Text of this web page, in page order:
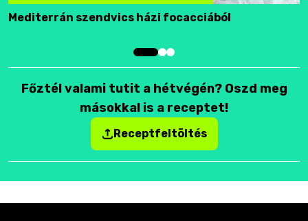
Mediterrán szendvics házi focacciából
Főztél valami tutit a hétvégén? Oszd meg
másokkal is a receptet!
Receptfeltöltés